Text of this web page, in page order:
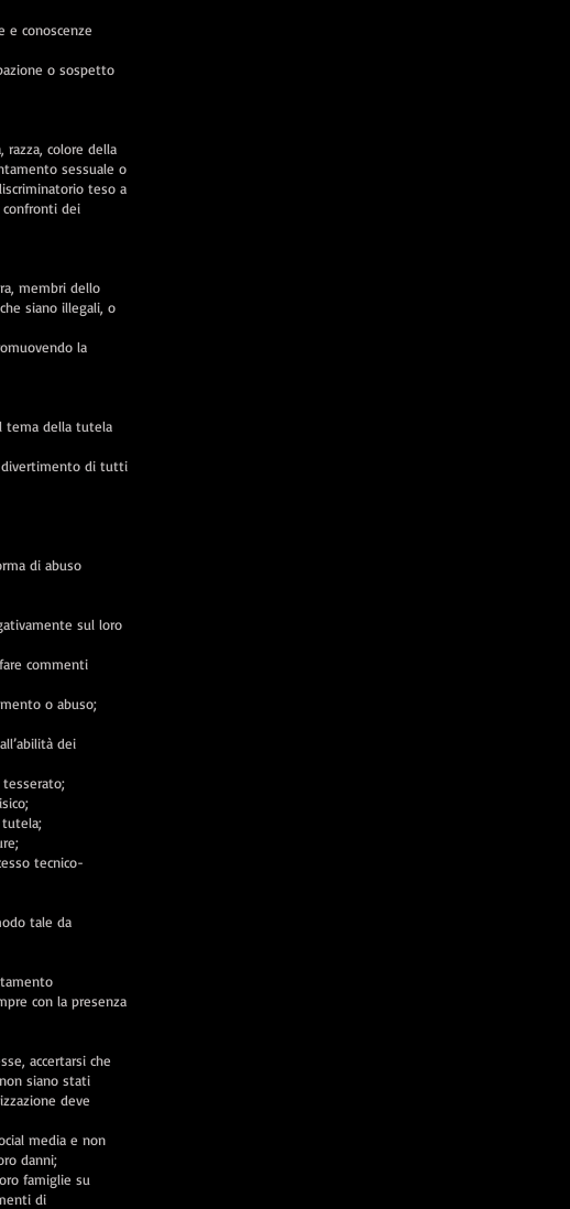
e conoscenze
o sospetto
colore della
sessuale o
teso a
confronti dei
membri dello
siano illegali, o
la
tema della tutela
divertimento di tutti
di abuso
sul loro
commenti
o abuso;
dei
tutela;
tecnico-
tale da
con la presenza
accertarsi che
siano stati
deve
media e non
danni;
famiglie su
di